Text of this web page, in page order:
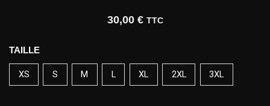
30,00 € TTC
TAILLE
XS S M L XL 2XL 3XL
quantité
de
COMP